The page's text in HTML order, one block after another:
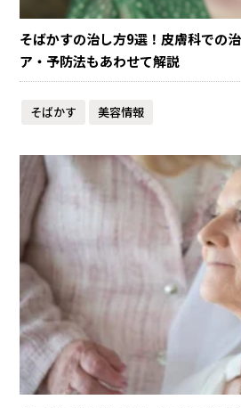
そばかすの治し方9選！皮膚科での
ア・予防法もあわせて解説
そばかす 美容情報